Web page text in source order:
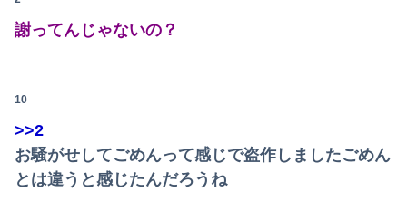
【悲報】女子自転車競技、ブラに綿を詰めまくって空気抵抗を減らすチート技が発覚ｗｗｗ
謝ってんじゃないの？
10
>>2
お騒がせしてごめんって感じで盗作しましたごめん
とは違うと感じたんだろうね